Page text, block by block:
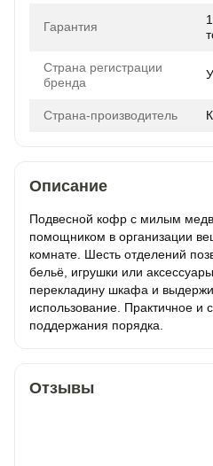
Гарантия
Страна регистрации
бренда
Страна-производитель
Описание
Подвесной кофр с милым
помощником в организации
комнате. Шесть отделений
бельё, игрушки или
перекладину шкафа и
использование. Практичное и
поддержания порядка.
Отзывы